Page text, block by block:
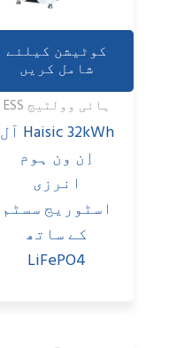
کوٹیشن کیلئے
شامل کریں
ہائی وولٹیج ESS
Haisic 32kWh آل
اِن ون ہوم
انرزی
اسٹوریج سسٹم
کے ساتھ
LiFePO4